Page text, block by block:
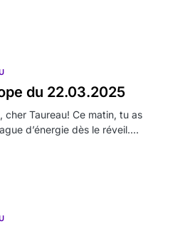
du 22.03.2025
cher Taureau! Ce matin, tu as
d’énergie dès le réveil.…